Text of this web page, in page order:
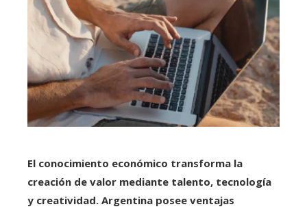
El conocimiento económico transforma la
creación de valor mediante talento, tecnología
y creatividad. Argentina posee ventajas